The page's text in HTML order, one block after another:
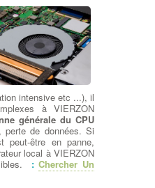
intensive etc ...), il
à VIERZON
générale du CPU
perte de données. Si
peut-être en panne,
local à VIERZON
:Chercher Un